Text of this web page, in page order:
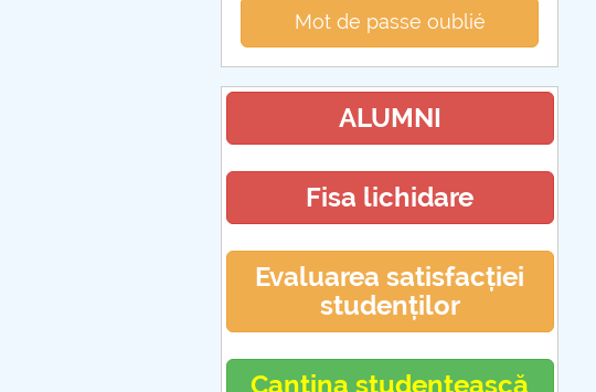
Mot de passe oublié
ALUMNI
Fisa lichidare
Evaluarea satisfacției
studenților
Cantina studențească